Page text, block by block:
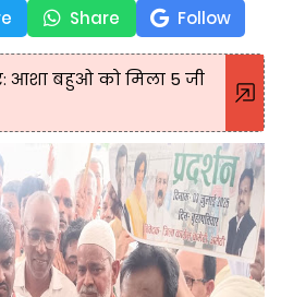
Share Follow
आशा बहुओ को मिला 5 जी